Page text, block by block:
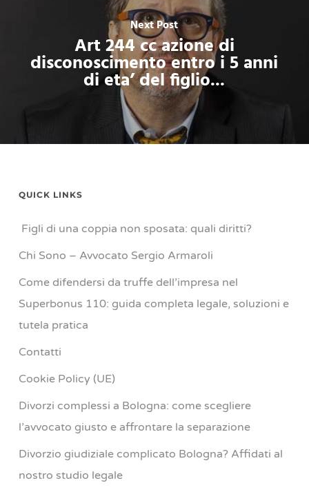
Next Post
Art 244 cc azione di
disconoscimento entro i 5 anni
di eta’ del figlio...
QUICK LINKS
Figli di una coppia non sposata: quali diritti?
Chi Sono – Avvocato Sergio Armaroli
Come difendersi da truffe dell’impresa nel
Superbonus 110: guida completa legale, soluzioni e
tutela pratica
Contatti
Cookie Policy (UE)
Divorzi complessi a Bologna: come scegliere
l’avvocato giusto e affrontare la separazione
Divorzio giudiziale complicato Bologna? Affidati al
nostro studio legale